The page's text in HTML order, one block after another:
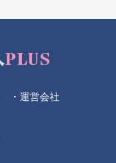
・運営会社